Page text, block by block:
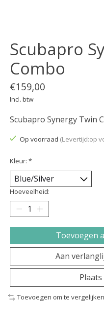
Scubapro
Combo
€159,00
Incl. btw
Scubapro Synergy Twin
Op voorraad (Levertijd:op
Kleur: *
Hoeveelheid:
Toevoegen
Aan
Toevoegen om te vergelijken